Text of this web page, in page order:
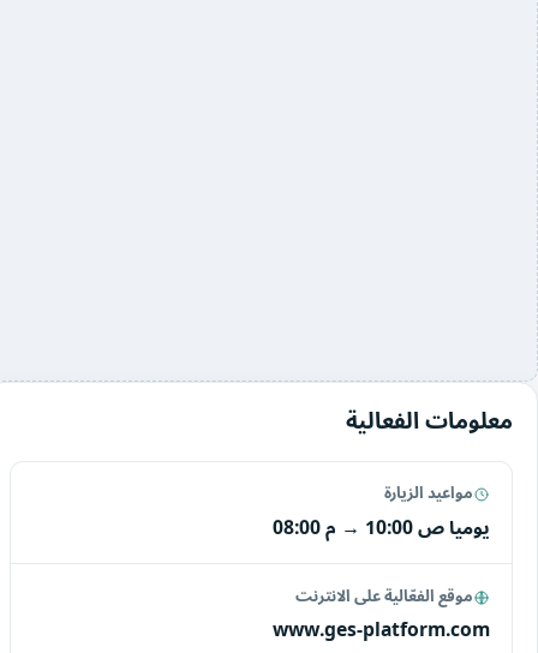
معلومات الفعالية
مواعيد الزيارة
يوميا10:00 ص →08:00 م
موقع الفعّالية على الانترنت
www.ges-platform.com